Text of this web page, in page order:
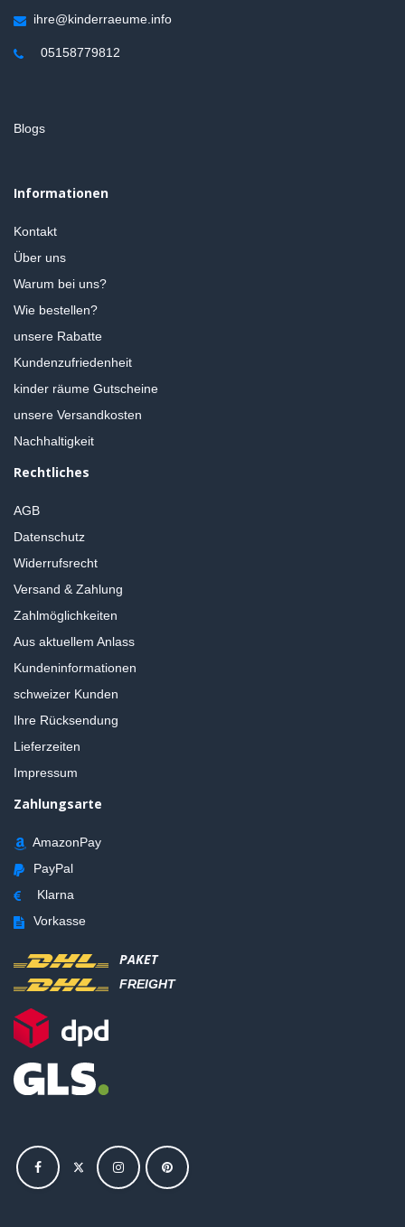
ihre@kinderraeume.info
05158779812
Blogs
Informationen
Kontakt
Über uns
Warum bei uns?
Wie bestellen?
unsere Rabatte
Kundenzufriedenheit
kinder räume Gutscheine
unsere Versandkosten
Nachhaltigkeit
Rechtliches
AGB
Datenschutz
Widerrufsrecht
Versand & Zahlung
Zahlmöglichkeiten
Aus aktuellem Anlass
Kundeninformationen
schweizer Kunden
Ihre Rücksendung
Lieferzeiten
Impressum
Zahlungsarte
AmazonPay
PayPal
Klarna
Vorkasse
PAKET
FREIGHT